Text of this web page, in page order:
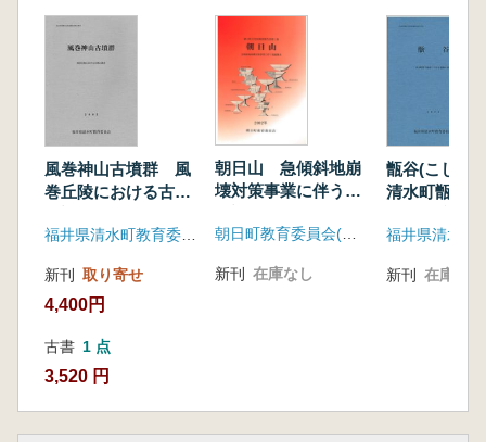
しかし、その前に氏と同じく国内の古墳出土資
料を実見する勇気があるだろうか。
報告は、前期の前方後円墳2基、円墳3基、方
墳2基、中期の方墳1基、後期の円墳6基の14基
の古墳ほかである。特筆する遺物は、12号墳の
倭製獣毛紋鏡1面であるが、資料的に重要なも
のとして、8号墳出土須恵器がある。埋葬が1基
の8号墳に2型式の須恵器が認められ、顕著な使
用痕の認められるものと、使用痕の観察されな
いものがあり、それは型式の新古と合致し、被
葬者が生前に使用していたものと、埋葬儀礼に
用いるために集められたものとが一つのセット
を形成する。2型式の須恵器は、2時期の埋葬の
存在を示すという理解があり、埼玉稲荷山古墳
る。しかし、8号墳の須恵器は、そのような理
風巻神山古墳群 風
巻丘陵における古墳
新刊 取り寄せ
4,400円
古書 1 点
3,520 円
朝日山 急傾斜地崩
壊対策事業に伴う発
朝日町教育委員会(福井県)
新刊 在庫なし
甑谷(こし
清水町甑谷
新刊 在庫なし